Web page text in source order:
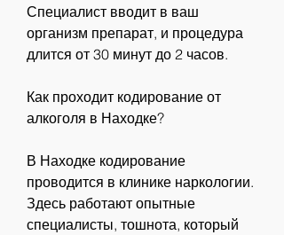
Специалист вводит в ваш
организм препарат, и процедура
длится от 30 минут до 2 часов.
Как проходит кодирование от
алкоголя в Находке?
В Находке кодирование
проводится в клинике наркологии.
Здесь работают опытные
специалисты, тошнота, который